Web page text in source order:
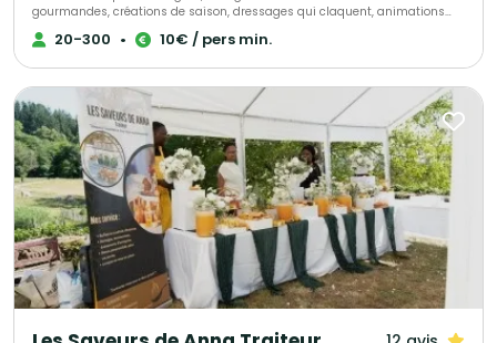
gourmandes, créations de saison, dressages qui claquent, animations
culinaires en live, plancha qui crépite, découpe minute, cocktails qui
tournent… tout est pensé pour faire réagir les invités dès la première
du style et zéro côté “déjà vu”. Mariage, soirée privée, lancement, brunch,
event pro ou grosse fête improvisée : on s’adapte, on imagine, on envoie.
Le plus dangereux sur ce site ? Le bouton “Contacter”. Parce qu’après avoir
cliqué… vous risquez sérieusement d’avoir faim
20-300 • 10€ / pers min.